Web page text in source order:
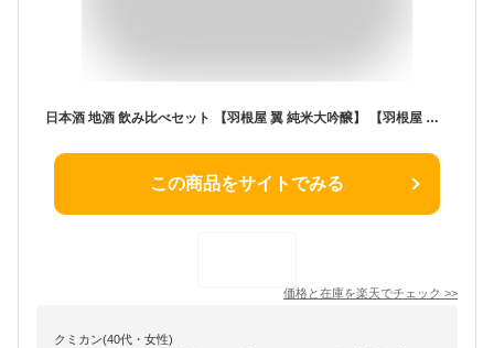
日本酒 地酒 飲み比べセット 【羽根屋 翼 純米大吟醸】 【羽根屋 煌火 純米吟醸】 750ml 四合瓶 2本 生酒 ギフトセット 【送料込(一部除く) 化粧箱入】 富美菊酒造 富山県 贈り物 お歳暮 御歳暮 お中元 御中元 御礼 内祝 プレゼント 伊勢志摩サミット 父の日 母の日
この商品をサイトでみる
価格と在庫を楽天でチェック >>
クミカン(40代・女性)